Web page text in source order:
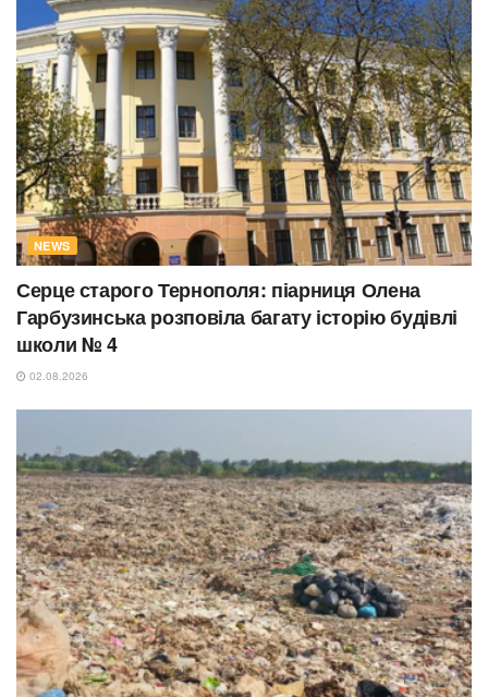
NEWS
Серце старого Тернополя: піарниця Олена
Гарбузинська розповіла багату історію будівлі
школи № 4
02.08.2026